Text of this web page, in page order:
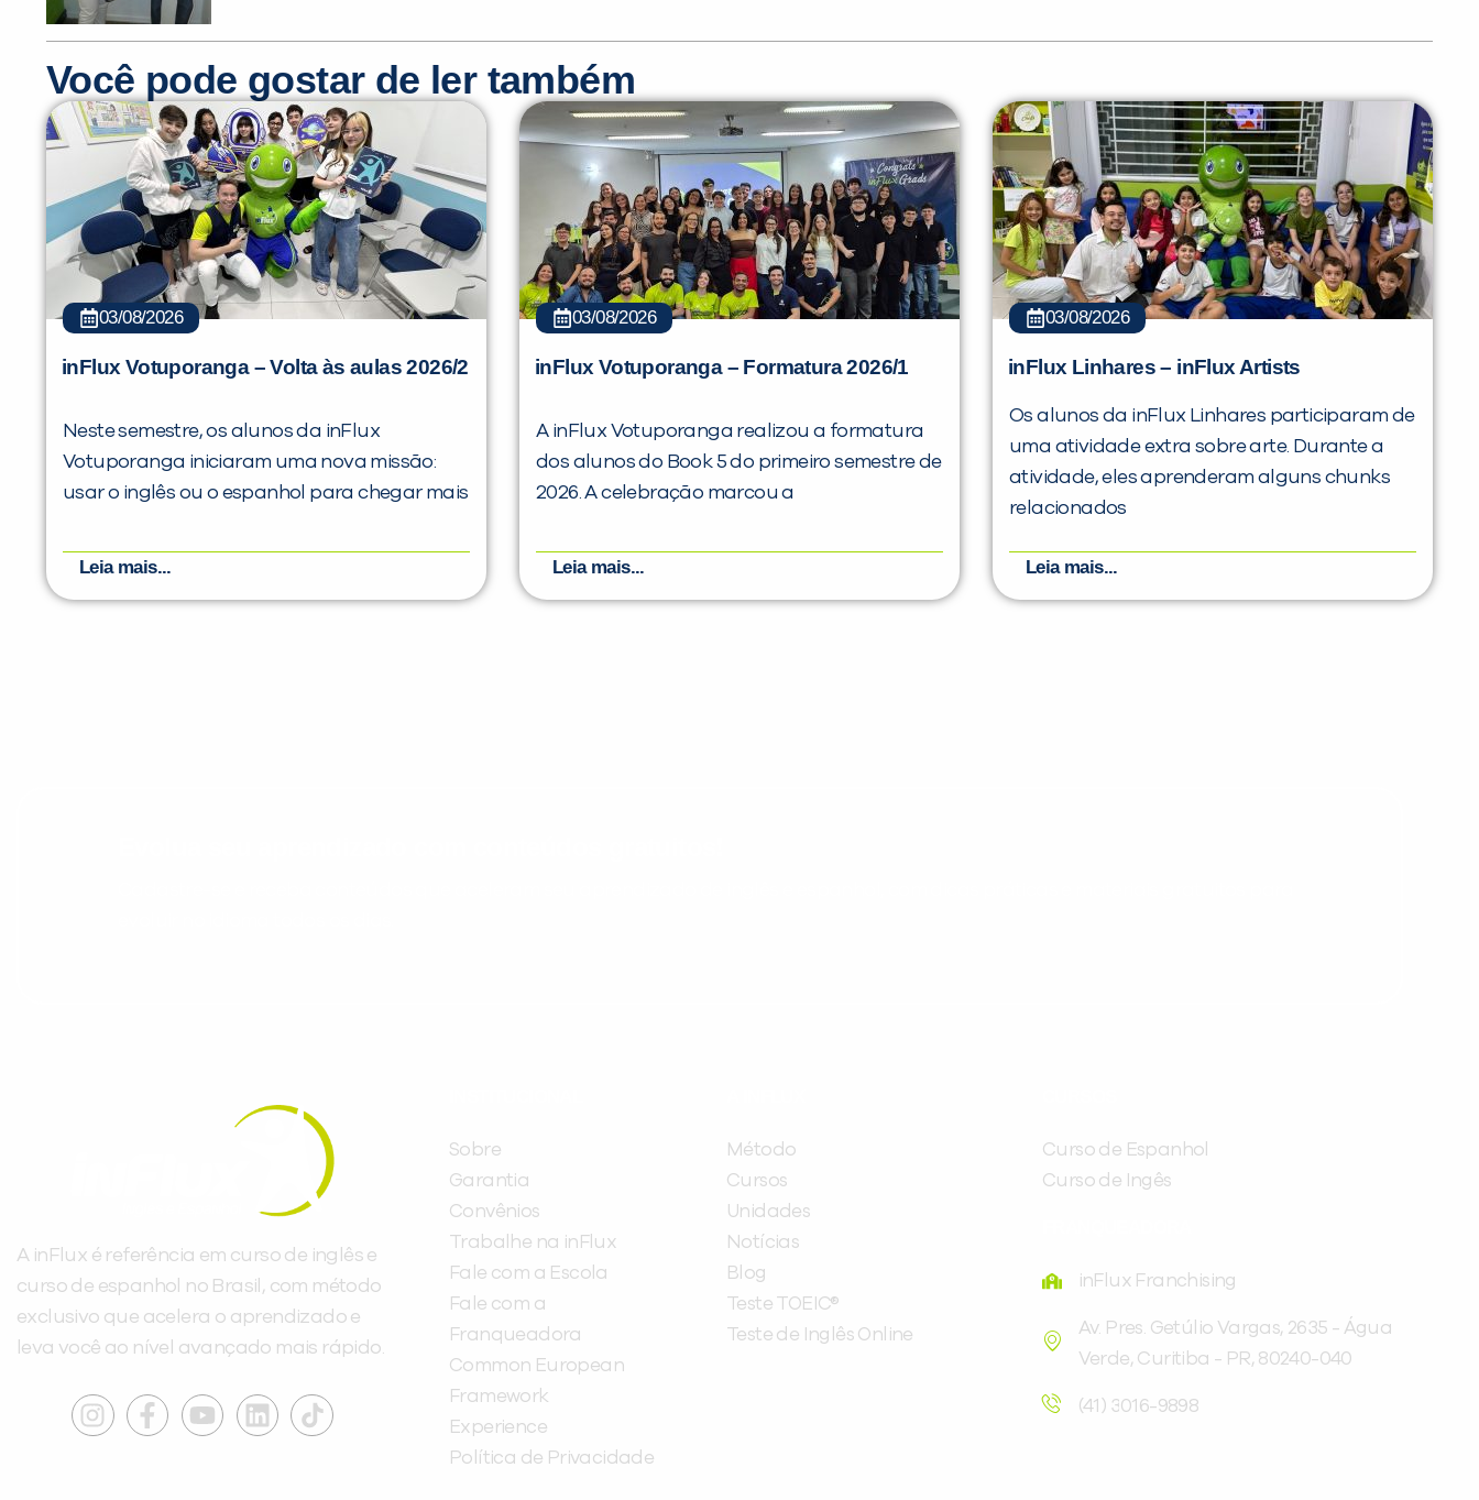
Você pode gostar de ler também
03/08/2026
inFlux Votuporanga – Volta às aulas 2026/2
Neste semestre, os alunos da inFlux
Votuporanga iniciaram uma nova missão:
usar o inglês ou o espanhol para chegar mais
Leia mais...
03/08/2026
inFlux Votuporanga – Formatura 2026/1
A inFlux Votuporanga realizou a formatura
dos alunos do Book 5 do primeiro semestre de
2026. A celebração marcou a
Leia mais...
03/08/2026
inFlux Linhares – inFlux Artists
Os alunos da inFlux Linhares participaram de
uma atividade extra sobre arte. Durante a
atividade, eles aprenderam alguns chunks
relacionados
Leia mais...
A inFlux é referência em curso de inglês e
curso de espanhol no Brasil, com método
exclusivo que acelera o aprendizado e
leva você ao nível avançado mais rápido.
Sobre
Garantia
Convênios
Trabalhe na inFlux
Fale com a Escola
Fale com a
Franqueadora
Common European
Framework
Experience
Política de Privacidade
Método
Cursos
Unidades
Notícias
Blog
Teste TOEIC®
Teste de Inglês Online
Curso de Espanhol
Curso de Ingês
inFlux Franchising
Av. Pres. Getúlio Vargas, 2635 - Água
Verde, Curitiba - PR, 80240-040
(41) 3016-9898
Você é aluno inFlux?